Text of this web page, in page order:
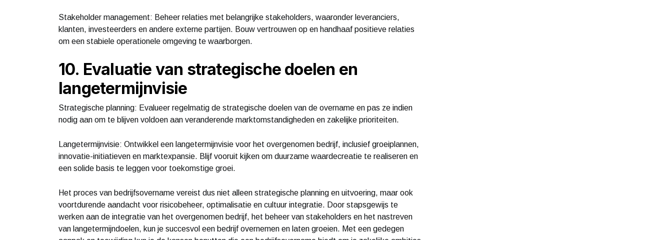
Stakeholder management: Beheer relaties met belangrijke stakeholders, waaronder leveranciers,
klanten, investeerders en andere externe partijen. Bouw vertrouwen op en handhaaf positieve relaties
om een stabiele operationele omgeving te waarborgen.
10. Evaluatie van strategische doelen en
langetermijnvisie
Strategische planning: Evalueer regelmatig de strategische doelen van de overname en pas ze indien
nodig aan om te blijven voldoen aan veranderende marktomstandigheden en zakelijke prioriteiten.
Langetermijnvisie: Ontwikkel een langetermijnvisie voor het overgenomen bedrijf, inclusief groeiplannen,
innovatie-initiatieven en marktexpansie. Blijf vooruit kijken om duurzame waardecreatie te realiseren en
een solide basis te leggen voor toekomstige groei.
Het proces van bedrijfsovername vereist dus niet alleen strategische planning en uitvoering, maar ook
voortdurende aandacht voor risicobeheer, optimalisatie en cultuur integratie. Door stapsgewijs te
werken aan de integratie van het overgenomen bedrijf, het beheer van stakeholders en het nastreven
van langetermijndoelen, kun je succesvol een bedrijf overnemen en laten groeien. Met een gedegen